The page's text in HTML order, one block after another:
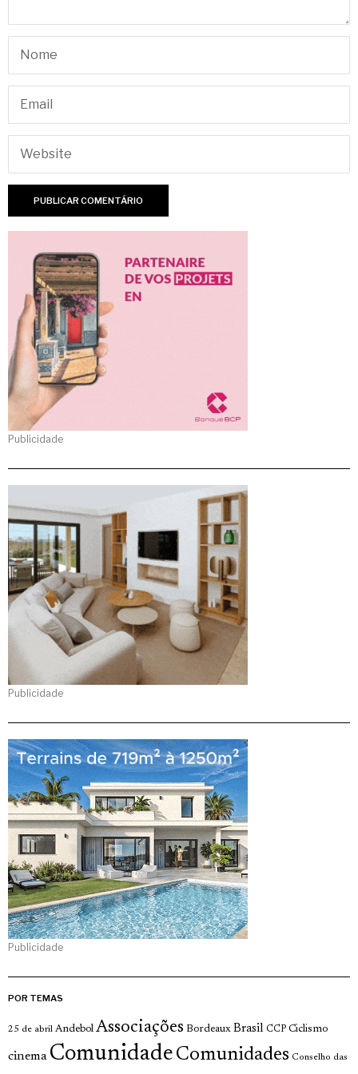
Publicidade
Publicidade
Publicidade
POR TEMAS
25 de abril Andebol Associações Bordeaux Brasil CCP Ciclismo
cinema Comunidade Comunidades Conselho das